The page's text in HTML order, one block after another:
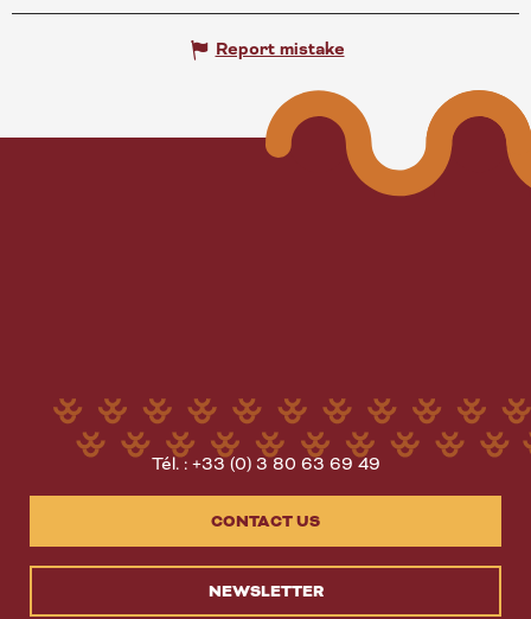
Report mistake
Tél. : +33 (0) 3 80 63 69 49
CONTACT US
NEWSLETTER